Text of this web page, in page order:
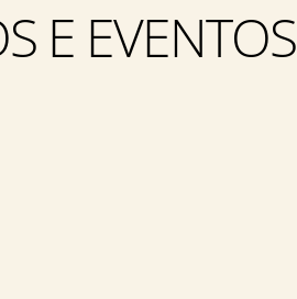
E EVENTOS